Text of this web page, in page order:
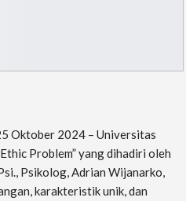
Oktober 2024 – Universitas
Problem” yang dihadiri oleh
Psikolog, Adrian Wijanarko,
karakteristik unik, dan